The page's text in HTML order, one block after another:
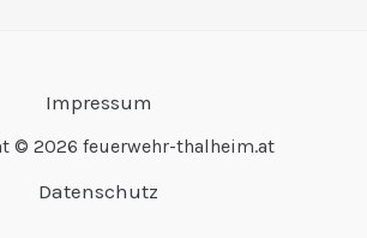
Impressum
© 2026 feuerwehr-thalheim.at
Datenschutz